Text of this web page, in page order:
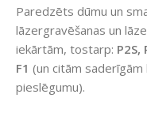
Paredzēts dūmu un
lāzergravēšanas un
iekārtām, tostarp: P2S,
F1 (un citām
pieslēgumu).